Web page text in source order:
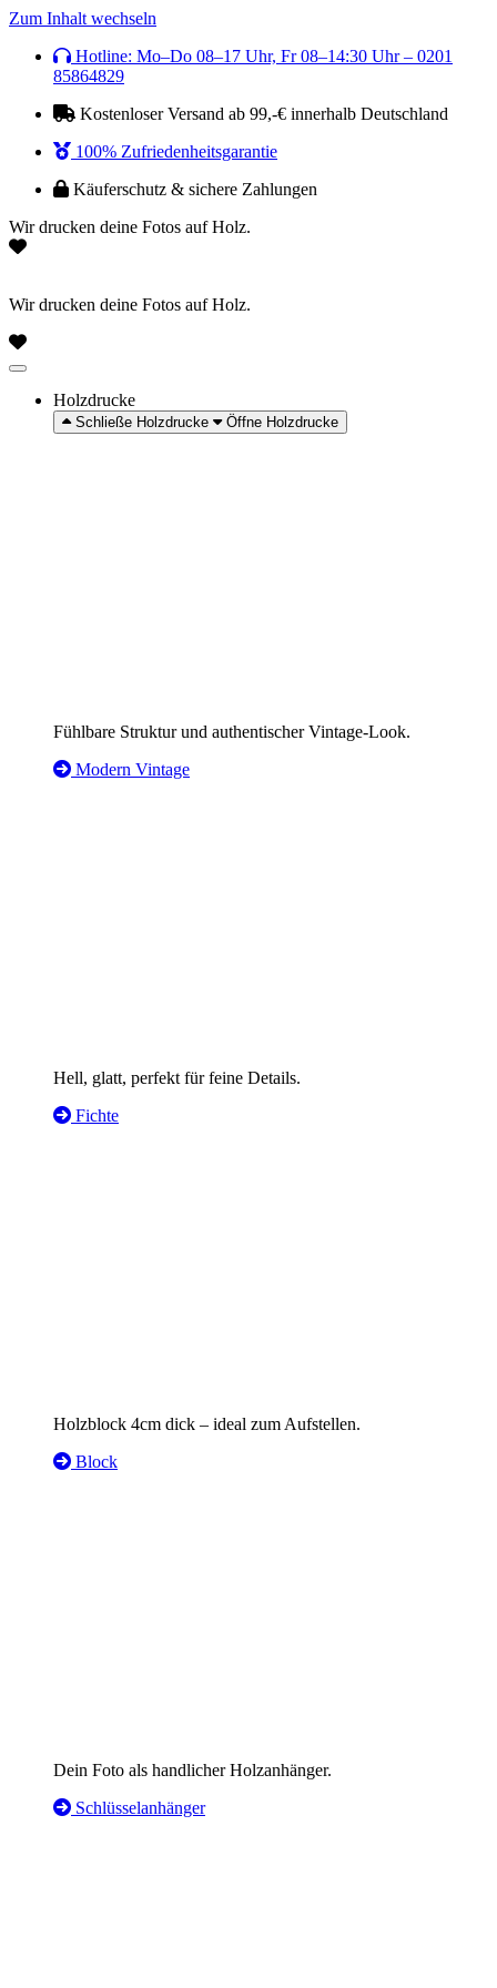
Zum Inhalt wechseln
Hotline: Mo–Do 08–17 Uhr, Fr 08–14:30 Uhr – 0201
85864829
Kostenloser Versand ab 99,-€ innerhalb Deutschland
100% Zufriedenheitsgarantie
Käuferschutz & sichere Zahlungen
Wir drucken deine Fotos auf Holz.
Wir drucken deine Fotos auf Holz.
Holzdrucke
Schließe Holzdrucke Öffne Holzdrucke
Fühlbare Struktur und authentischer Vintage-Look.
Modern Vintage
Hell, glatt, perfekt für feine Details.
Fichte
Holzblock 4cm dick – ideal zum Aufstellen.
Block
Dein Foto als handlicher Holzanhänger.
Schlüsselanhänger